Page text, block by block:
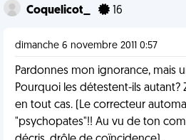
Coquelicot_ 16
dimanche 6 novembre 2011 0:57
Pardonnes mon ignorance, mais
Pourquoi les détestent-ils
en tout cas. (Le correcteur
"psychopates"!! Au vu de ton